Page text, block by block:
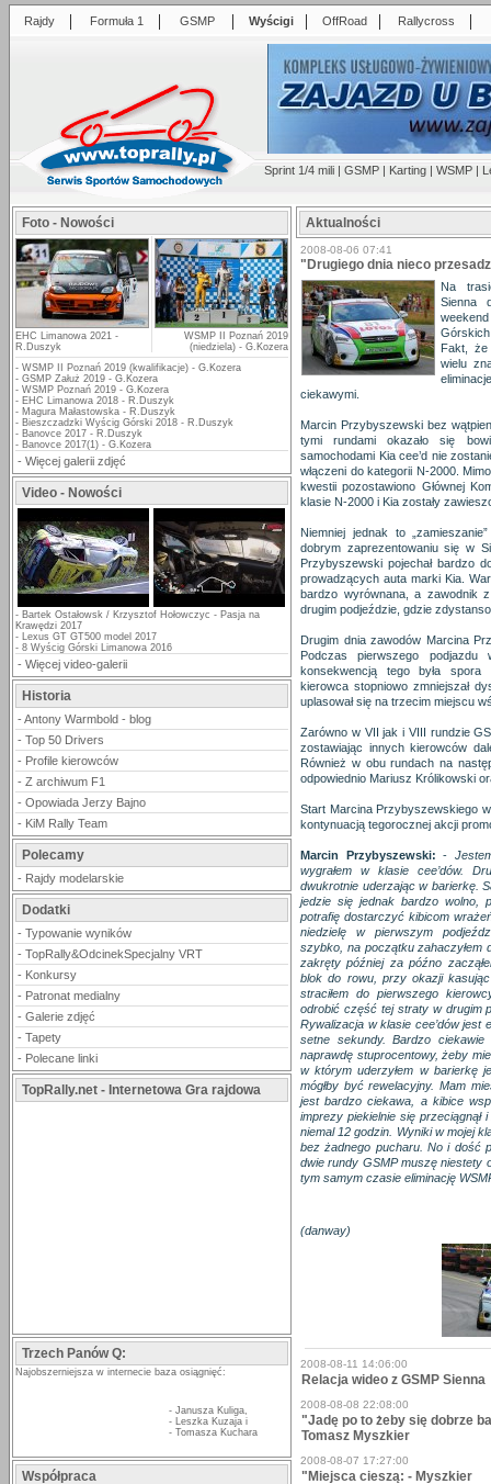
Rajdy | Formuła 1 | GSMP | Wyścigi | OffRoad | Rallycross |
Sprint 1/4 mili | GSMP | Karting | WSMP |
Foto - Nowości
EHC Limanowa 2021 -
R.Duszyk
WSMP II Poznań 2019
(niedziela) - G.Kozera
- WSMP II Poznań 2019 (kwalifikacje) - G.Kozera
- GSMP Załuż 2019 - G.Kozera
- WSMP Poznań 2019 - G.Kozera
- EHC Limanowa 2018 - R.Duszyk
- Magura Małastowska - R.Duszyk
- Bieszczadzki Wyścig Górski 2018 - R.Duszyk
- Banovce 2017 - R.Duszyk
- Banovce 2017(1) - G.Kozera
- Więcej galerii zdjęć
Video - Nowości
- Bartek Ostałowsk / Krzysztof Hołowczyc - Pasja na
Krawędzi 2017
- Lexus GT GT500 model 2017
- 8 Wyścig Górski Limanowa 2016
- Więcej video-galerii
Historia
- Antony Warmbold - blog
- Top 50 Drivers
- Profile kierowców
- Z archiwum F1
- Opowiada Jerzy Bajno
- KiM Rally Team
Polecamy
- Rajdy modelarskie
Dodatki
- Typowanie wyników
- TopRally&OdcinekSpecjalny VRT
- Konkursy
- Patronat medialny
- Galerie zdjęć
- Tapety
- Polecane linki
TopRally.net - Internetowa Gra rajdowa
Trzech Panów Q:
Najobszerniejsza w internecie baza osiągnięć:
- Janusza Kuliga,
- Leszka Kuzaja i
- Tomasza Kuchara
Współpraca
Aktualności
2008-08-06 07:41
"Drugiego dnia nieco
Na
Sienna
Fakt, że
wielu
ciekawymi.
Marcin Przybyszewski bez
tymi rundami okazało się
samochodami Kia cee’d nie
włączeni do kategorii N-2000.
kwestii pozostawiono Głównej
klasie N-2000 i Kia zostały
Niemniej jednak to
dobrym zaprezentowaniu się w
Przybyszewski pojechał bardzo
prowadzących auta marki Kia.
bardzo wyrównana, a zawodnik
drugim podjeździe, gdzie
Drugim dnia zawodów Marcina
Podczas pierwszego
konsekwencją tego była
kierowca stopniowo zmniejszał
uplasował się na trzecim miejscu
Zarówno w VII jak i VIII rundzie
zostawiając innych kierowców
Również w obu rundach na
odpowiednio Mariusz Królikowski
Start Marcina Przybyszewskiego
kontynuacją tegorocznej akcji
Marcin Przybyszewski: -
wygrałem w klasie cee’dów.
dwukrotnie uderzając w barierkę.
jedzie się jednak bardzo wolno,
potrafię dostarczyć kibicom
niedzielę w pierwszym
szybko, na początku zahaczyłem
zakręty później za późno
blok do rowu, przy okazji
straciłem do pierwszego
odrobić część tej straty w drugim
Rywalizacja w klasie cee’dów jest
setne sekundy. Bardzo
naprawdę stuprocentowy, żeby
w którym uderzyłem w barierkę
mógłby być rewelacyjny. Mam
jest bardzo ciekawa, a kibice
imprezy piekielnie się przeciągnął
niemal 12 godzin. Wyniki w mojej
bez żadnego pucharu. No i dość
dwie rundy GSMP muszę niestety
tym samym czasie eliminację
(danway)
2008-08-11 14:06:00
Relacja wideo z GSMP Sienna
2008-08-08 22:08:00
"Jadę po to żeby się dobrze
Tomasz Myszkier
2008-08-07 17:27:00
"Miejsca cieszą: - Myszkier